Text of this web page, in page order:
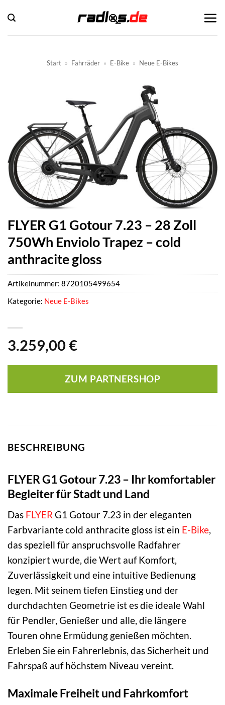
Inhalt
springen
Start » Fahrräder » E-Bike » Neue E-Bikes
FLYER G1 Gotour 7.23 – 28 Zoll
750Wh Enviolo Trapez – cold
anthracite gloss
3.259,00 €
ZUM PARTNERSHOP
Artikelnummer: 8720105499654
Kategorie: Neue E-Bikes
BESCHREIBUNG
FLYER G1 Gotour 7.23 – Ihr komfortabler
Begleiter für Stadt und Land
Das FLYER G1 Gotour 7.23 in der eleganten
Farbvariante cold anthracite gloss ist ein E-Bike,
das speziell für anspruchsvolle Radfahrer
konzipiert wurde, die Wert auf Komfort,
Zuverlässigkeit und eine intuitive Bedienung
legen. Mit seinem tiefen Einstieg und der
durchdachten Geometrie ist es die ideale Wahl
für Pendler, Genießer und alle, die längere
Touren ohne Ermüdung genießen möchten.
Erleben Sie ein Fahrerlebnis, das Sicherheit und
Fahrspaß auf höchstem Niveau vereint.
Maximale Freiheit und Fahrkomfort